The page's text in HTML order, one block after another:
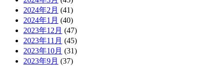
2024年2月 (41)
2024年1月 (40)
2023年12月 (47)
2023年11月 (45)
2023年10月 (31)
2023年9月 (37)